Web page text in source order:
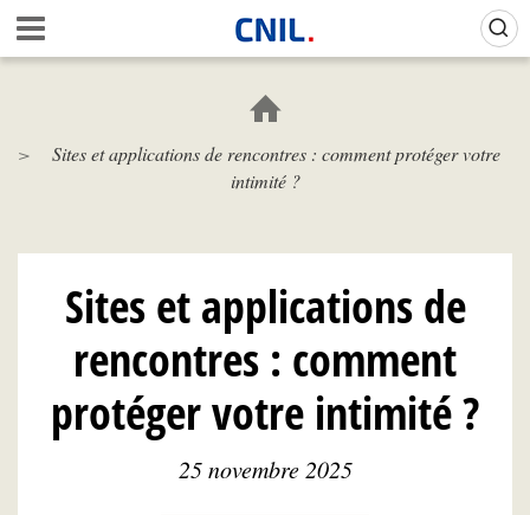
Aller
au
contenu
c
i
N
I
L
Sites et applications de rencontres : comment protéger votre
intimité ?
Sites et applications de
rencontres : comment
protéger votre intimité ?
25 novembre 2025
Gestion de vos préférences sur les cookies (témoins de connexion)